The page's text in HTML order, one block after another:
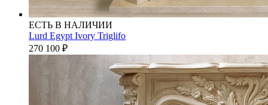
ЕСТЬ В НАЛИЧИИ
Lurd Egypt Ivory Triglifo
270 100 ₽